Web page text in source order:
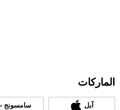
الماركات
آبل سامسونج